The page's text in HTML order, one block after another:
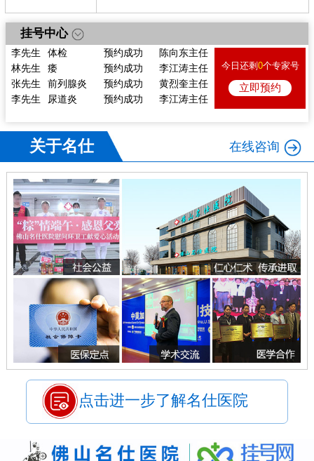
挂号中心
戴先生 痿
李先生 体检 预约成功
陈向东主任
林先生
痿 预约成功
李江涛主任
张先生
前列腺炎 预约成功
黄烈奎主任
李先生
尿道炎 预约成功
李江涛主任
熊先生 前列腺炎 预约成功
李江涛主任
戴先生 痿 预约成功
李先生
体检 预约成功
林先生 痿 预约成功
李江涛主任
张先生 前列腺炎 预约成功
李先生 尿道炎 预约成功 李江涛主任
今日还剩 0个专家号
立即预约
关于名仕 在线咨询
点击进一步了解名仕医院